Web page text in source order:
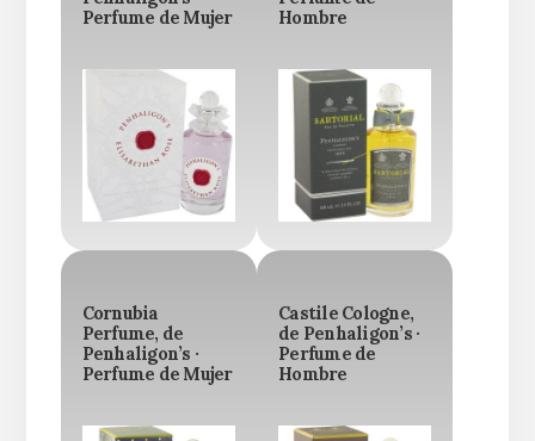
Perfume de Mujer
Hombre
Cornubia
Perfume, de
Penhaligon’s ·
Perfume de Mujer
Castile Cologne,
de Penhaligon’s ·
Perfume de
Hombre